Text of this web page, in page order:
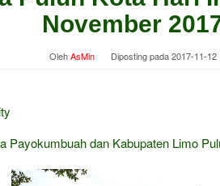
November
OlehAsMin Diposting pada2017-11-12
Payokumbuah dan Kabupaten Limo